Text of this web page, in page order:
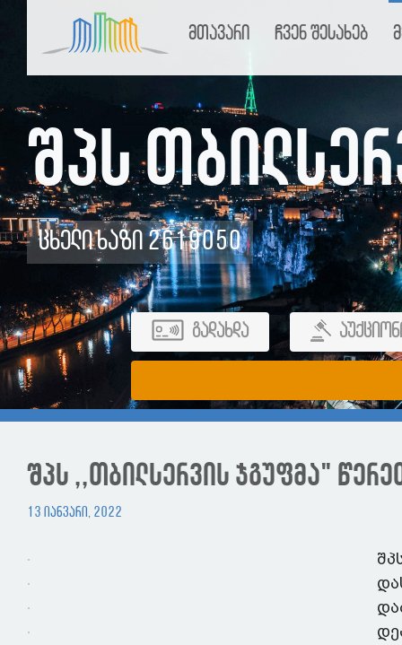
მთავარი ჩვენ შესახებ
შპს
ცხელი ხაზი 2619050
გადახდა
შპს ,,თბილსერვის ჯგუფმა"
13 იანვარი, 2022